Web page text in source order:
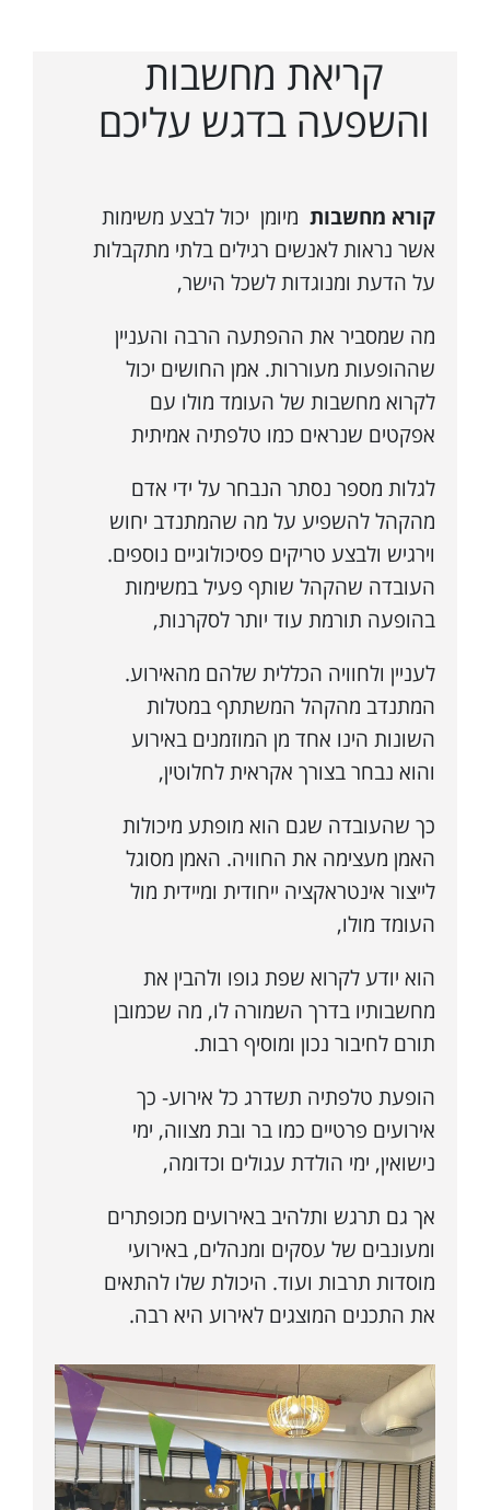
קריאת מחשבות
והשפעה בדגש עליכם
קורא מחשבות מיומן יכול לבצע משימות
אשר נראות לאנשים רגילים בלתי מתקבלות
על הדעת ומנוגדות לשכל הישר,
מה שמסביר את ההפתעה הרבה והעניין
שההופעות מעוררות. אמן החושים יכול
לקרוא מחשבות של העומד מולו עם
אפקטים שנראים כמו טלפתיה אמיתית
לגלות מספר נסתר הנבחר על ידי אדם
מהקהל להשפיע על מה שהמתנדב יחוש
וירגיש ולבצע טריקים פסיכולוגיים נוספים.
העובדה שהקהל שותף פעיל במשימות
בהופעה תורמת עוד יותר לסקרנות,
לעניין ולחוויה הכללית שלהם מהאירוע.
המתנדב מהקהל המשתתף במטלות
השונות הינו אחד מן המוזמנים באירוע
והוא נבחר בצורך אקראית לחלוטין,
כך שהעובדה שגם הוא מופתע מיכולות
האמן מעצימה את החוויה. האמן מסוגל
לייצור אינטראקציה ייחודית ומיידית מול
העומד מולו,
הוא יודע לקרוא שפת גופו ולהבין את
מחשבותיו בדרך השמורה לו, מה שכמובן
תורם לחיבור נכון ומוסיף רבות.
הופעת טלפתיה תשדרג כל אירוע- כך
אירועים פרטיים כמו בר ובת מצווה, ימי
נישואין, ימי הולדת עגולים וכדומה,
אך גם תרגש ותלהיב באירועים מכופתרים
ומעונבים של עסקים ומנהלים, באירועי
מוסדות תרבות ועוד. היכולת שלו להתאים
את התכנים המוצגים לאירוע היא רבה.